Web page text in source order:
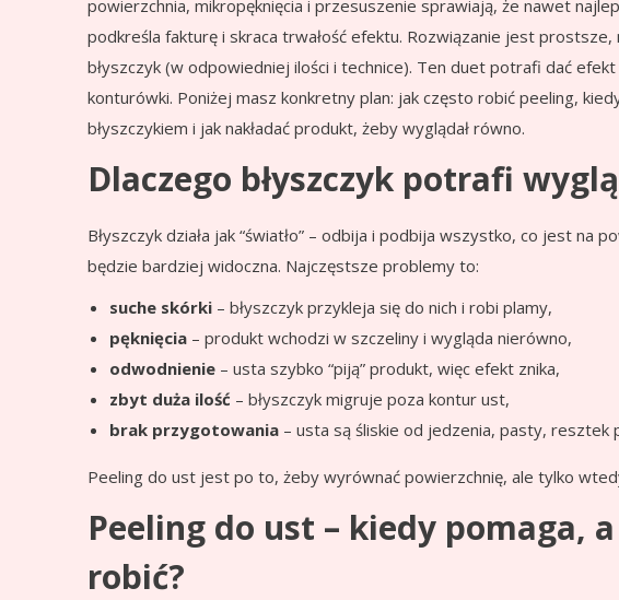
powierzchnia, mikropęknięcia i przesuszenie sprawiają, że nawet
podkreśla fakturę i skraca trwałość efektu. Rozwiązanie jest
błyszczyk (w odpowiedniej ilości i technice). Ten duet potrafi dać
konturówki. Poniżej masz konkretny plan: jak często robić peeling,
błyszczykiem i jak nakładać produkt, żeby wyglądał równo.
Dlaczego błyszczyk potrafi
Błyszczyk działa jak “światło” – odbija i podbija wszystko, co jest na
będzie bardziej widoczna. Najczęstsze problemy to:
suche skórki – błyszczyk przykleja się do nich i robi plamy,
pęknięcia – produkt wchodzi w szczeliny i wygląda nierówno,
odwodnienie – usta szybko “piją” produkt, więc efekt znika,
zbyt duża ilość – błyszczyk migruje poza kontur ust,
brak przygotowania – usta są śliskie od jedzenia, pasty, resztek
Peeling do ust jest po to, żeby wyrównać powierzchnię, ale tylko
Peeling do ust – kiedy pomaga,
robić?